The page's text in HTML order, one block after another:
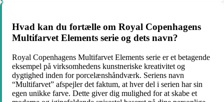
Hvad kan du fortælle om Royal Copenhagens
Multifarvet Elements serie og dets navn?
Royal Copenhagens Multifarvet Elements serie er et betagende
eksempel på virksomhedens kunstneriske kreativitet og
dygtighed inden for porcelænshåndværk. Seriens navn
“Multifarvet” afspejler det faktum, at hver del i serien har sin
egen unikke farve. Dette giver dig mulighed for at skabe et